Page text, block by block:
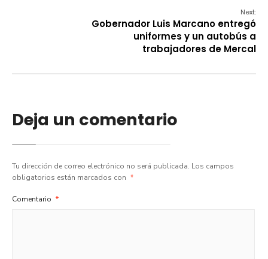
Next:
Gobernador Luis Marcano entregó
uniformes y un autobús a
trabajadores de Mercal
Deja un comentario
Tu dirección de correo electrónico no será publicada. Los campos
obligatorios están marcados con *
Comentario *